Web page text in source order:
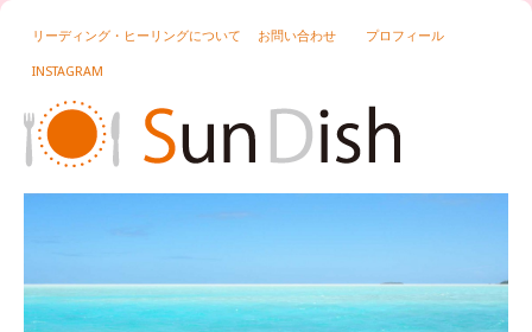
リーディング・ヒーリングについて お問い合わせ プロフィール
INSTAGRAM